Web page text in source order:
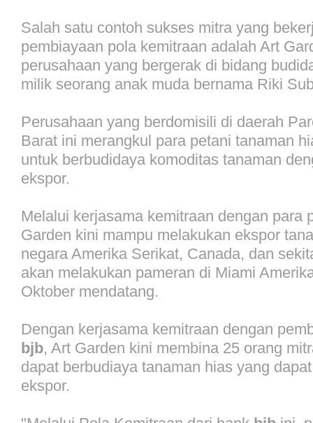
Salah satu contoh sukses mitra yang
pembiayaan pola kemitraan adalah Art
perusahaan yang bergerak di bidang
milik seorang anak muda bernama Riki
Perusahaan yang berdomisili di daerah
Barat ini merangkul para petani tanaman
untuk berbudidaya komoditas tanaman
ekspor.
Melalui kerjasama kemitraan dengan para
Garden kini mampu melakukan ekspor
negara Amerika Serikat, Canada, dan
akan melakukan pameran di Miami
Oktober mendatang.
Dengan kerjasama kemitraan dengan
bjb, Art Garden kini membina 25 orang
dapat berbudiaya tanaman hias yang
ekspor.